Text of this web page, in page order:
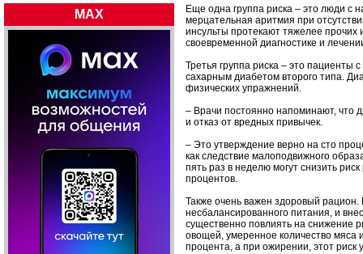
MAX
Еще одна группа риска – это люди с
мерцательная аритмия при
инсульты протекают тяжелее прочих
своевременной диагностике и
Третья группа риска – это пациенты
сахарным диабетом второго типа.
физических упражнений.
– Врачи постоянно напоминают, что
и отказ от вредных привычек.
– Это утверждение верно на сто
как следствие малоподвижного
пять раз в неделю могут снизить
процентов.
Также очень важен здоровый рацион.
несбалансированного питания, и
существенно повлиять на снижение
овощей, умеренное количество
процента, а при ожирении, этот риск